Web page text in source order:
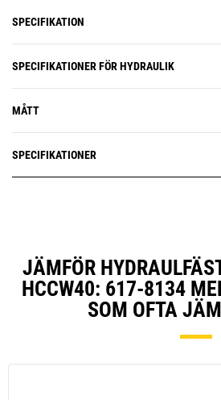
SPECIFIKATION
SPECIFIKATIONER FÖR HYDRAULIK
MÅTT
SPECIFIKATIONER
JÄMFÖR
HCCW40: 617-8134
SOM OFTA